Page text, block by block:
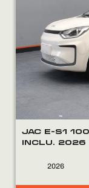
JAC E-S1
INCLU. 2026
2026